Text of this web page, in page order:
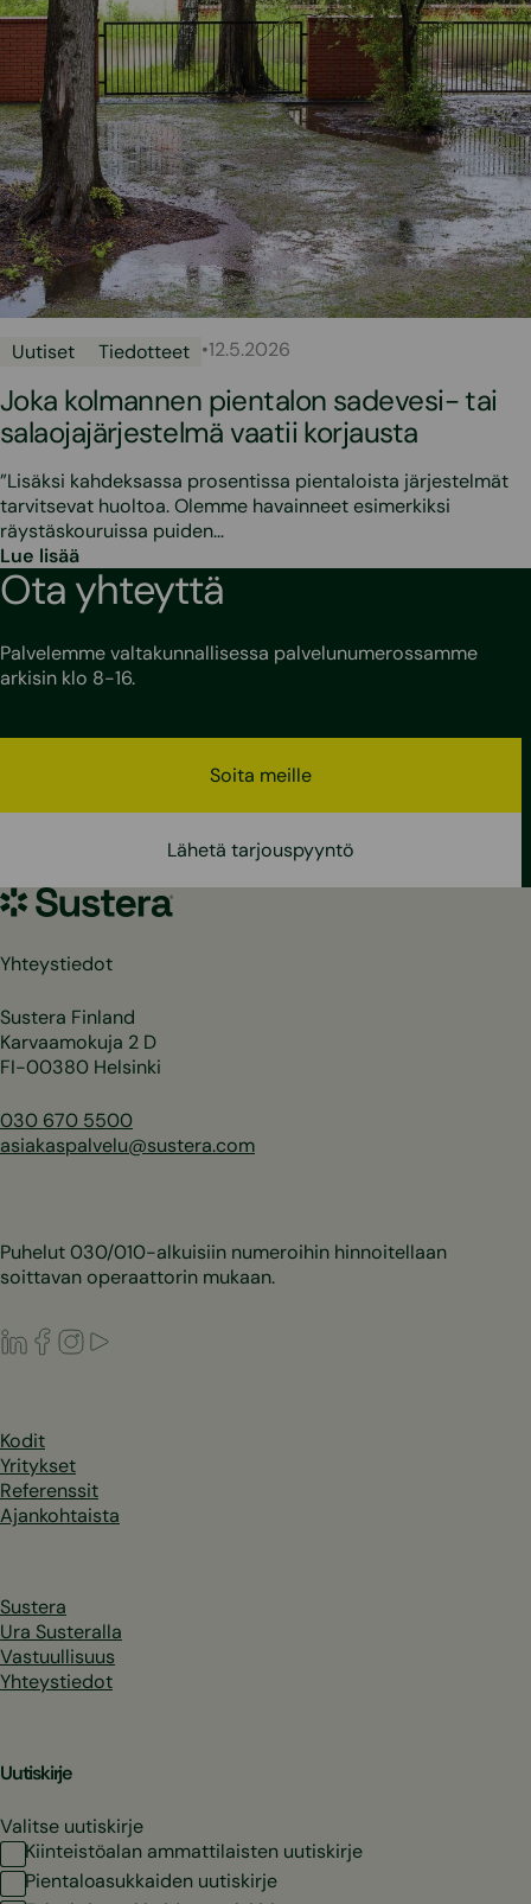
Uutiset Tiedotteet •12.5.2026
Joka kolmannen pientalon sadevesi- tai
salaojajärjestelmä vaatii korjausta
”Lisäksi kahdeksassa prosentissa pientaloista järjestelmät
tarvitsevat huoltoa. Olemme havainneet esimerkiksi
räystäskouruissa puiden…
Lue lisää
Ota yhteyttä
Palvelemme valtakunnallisessa palvelunumerossamme
arkisin klo 8-16.
Soita meille
Lähetä tarjouspyyntö
Sustera
Yhteystiedot
Sustera Finland
Karvaamokuja 2 D
FI-00380 Helsinki
030 670 5500
asiakaspalvelu@sustera.com
Puhelut 030/010-alkuisiin numeroihin hinnoitellaan
soittavan operaattorin mukaan.
LinkedIn
Facebook
Instagram
Kodit
Yritykset
Referenssit
Ajankohtaista
Sustera
Ura Susteralla
Vastuullisuus
Yhteystiedot
Uutiskirje
Valitse uutiskirje
Kiinteistöalan ammattilaisten uutiskirje
Pientaloasukkaiden uutiskirje